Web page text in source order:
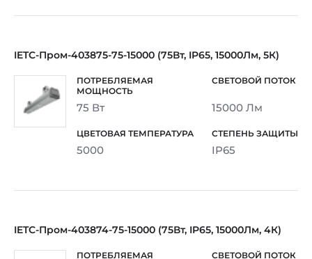
IETC-Пром-403875-75-15000 (75Вт, IP65, 15000Лм, 5К)
75 Вт 15000 Лм
5000 IP65
IETC-Пром-403874-75-15000 (75Вт, IP65, 15000Лм, 4К)